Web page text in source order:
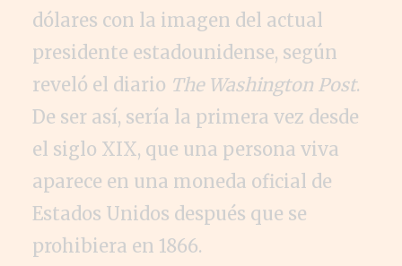
dólares con la imagen del actual
presidente estadounidense, según
reveló el diario The Washington Post.
De ser así, sería la primera vez desde
el siglo XIX, que una persona viva
aparece en una moneda oficial de
Estados Unidos después que se
prohibiera en 1866.